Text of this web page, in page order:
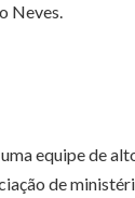
Neves.
equipe de
de